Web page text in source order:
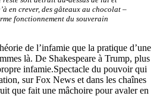
en crever, des gâteaux au chocolat –
fonctionnement du souverain
de l’infamie que la pratique d’une
là. De Shakespeare à Trump, plus
infamie.Spectacle du pouvoir qui
sur Fox News et dans les chaînes
que fait une mâchoire pour avaler en